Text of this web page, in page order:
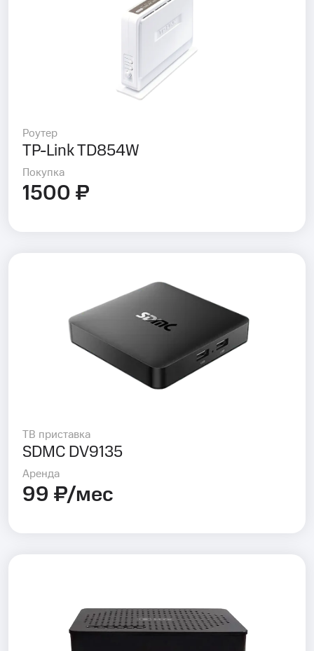
Роутер
TP-Link TD854W
Покупка
1500 ₽
ТВ приставка
SDMC DV9135
Аренда
99 ₽/мес